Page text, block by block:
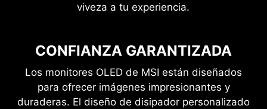
viveza a tu experiencia.
CONFIANZA GARANTIZADA
Los monitores OLED de MSI están diseñados
para ofrecer imágenes impresionantes y
duraderas. El diseño de disipador personalizado